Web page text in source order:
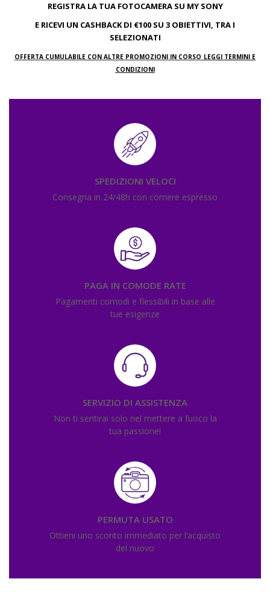
REGISTRA LA TUA FOTOCAMERA SU MY SONY
E RICEVI UN CASHBACK DI €100 SU 3 OBIETTIVI, TRA I
SELEZIONATI
OFFERTA CUMULABILE CON ALTRE PROMOZIONI IN CORSO LEGGI TERMINI E
CONDIZIONI
SPEDIZIONI VELOCI
Consegna in 24/48h con corriere espresso
PAGA IN COMODE RATE
Pagamenti comodi e flessibili in base alle
tue esigenze
SERVIZIO DI ASSISTENZA
Non ti sentirai solo nel mettere a fuoco la
tua passione!
PERMUTA USATO
Ottieni uno sconto immediato per l’acquisto
del nuovo